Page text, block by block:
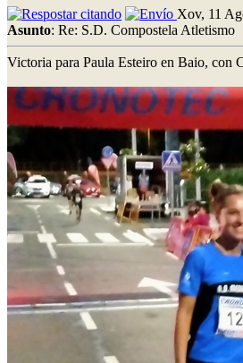
Xov, 11
Asunto: Re: S.D. Compostela Atletismo
Victoria para Paula Esteiro en Baio, con